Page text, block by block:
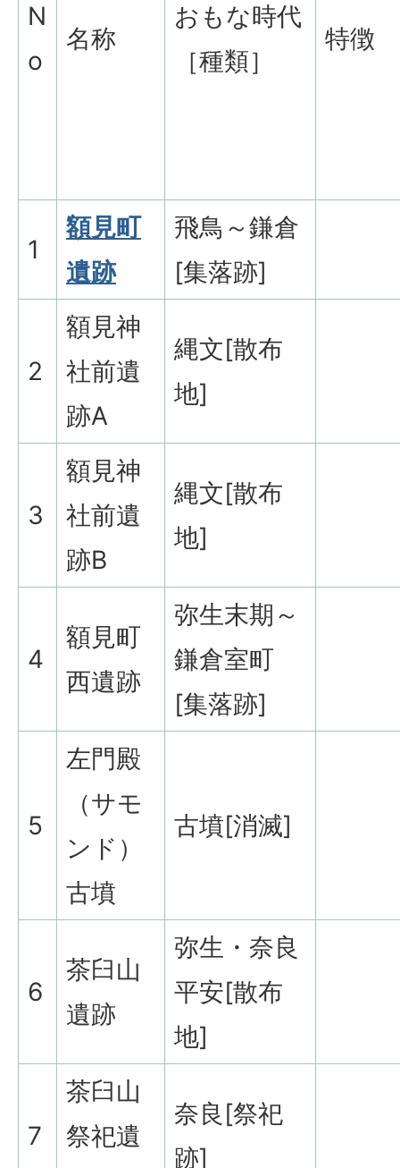
N
o
名称
おもな時代
［種類］
特徴
1
額見町
遺跡
飛鳥～鎌倉
[集落跡]
2
額見神
社前遺
跡A
縄文[散布
地]
3
額見神
社前遺
跡B
縄文[散布
地]
4
額見町
西遺跡
弥生末期～
鎌倉室町
[集落跡]
5
左門殿
（サモ
ンド）
古墳
古墳[消滅]
6
茶臼山
遺跡
弥生・奈良
平安[散布
地]
7
茶臼山
祭祀遺
奈良[祭祀
跡]